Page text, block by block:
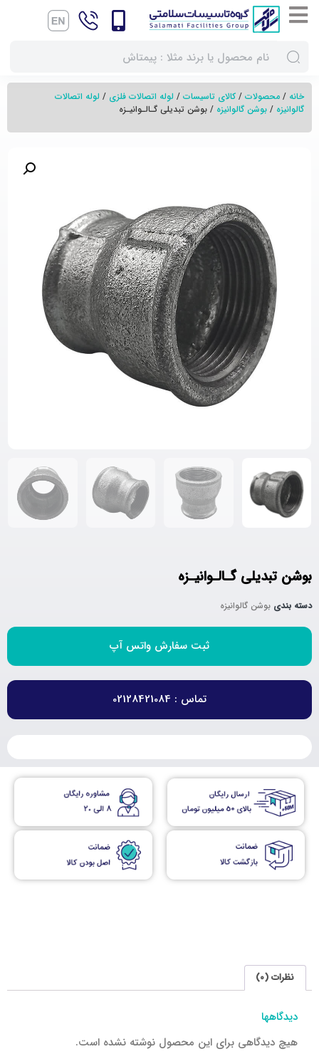
خانه / محصولات / کالای تاسیسات / لوله اتصالات فلزی / لوله اتصالات
گالوانیزه / بوشن گالوانیزه / بوشن تبدیلی گـالـوانیـزه
بوشن تبدیلی گـالـوانیـزه
دسته بندی بوشن گالوانیزه
ثبت سفارش واتس آپ
تماس : 02128421084
نظرات (0)
دیدگاهها
هیچ دیدگاهی برای این محصول نوشته نشده است.